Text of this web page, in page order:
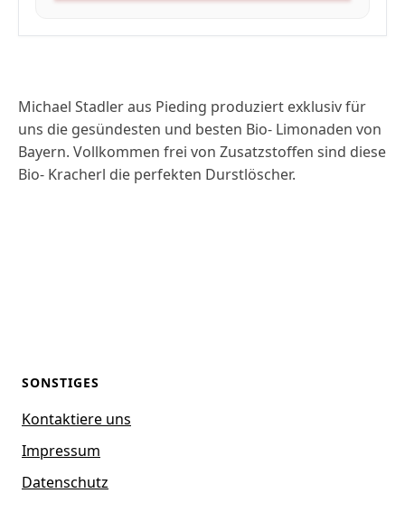
Michael Stadler aus Pieding produziert exklusiv für
uns die gesündesten und besten Bio- Limonaden von
Bayern. Vollkommen frei von Zusatzstoffen sind diese
Bio- Kracherl die perfekten Durstlöscher.
SONSTIGES
Kontaktiere uns
Impressum
Datenschutz